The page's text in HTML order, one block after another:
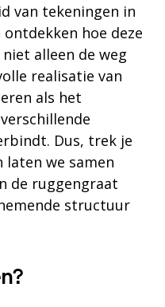
van tekeningen in
hoe deze
alleen de weg
realisatie van
als het
Dus, trek je
we samen
de ruggengraat
structuur